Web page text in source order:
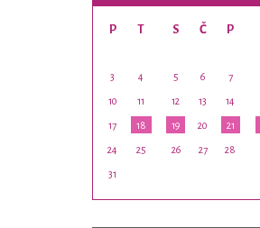
P T S Č P
3 4 5 6 7
10 11 12 13 14
17 18 19 20 21
24 25 26 27 28
31